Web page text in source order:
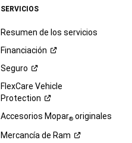
SERVICIOS
Resumen de los servicios
Financiación
Seguro
FlexCare Vehicle
Protection
Accesorios Mopar®originales
Mercancía de Ram